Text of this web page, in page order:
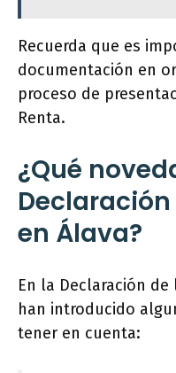
Recuerda que es
documentación en
proceso de
Renta.
¿Qué
Declaración
en Álava?
En la Declaración de
han introducido
tener en cuenta: